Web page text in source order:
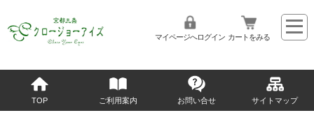
マイページへログイン カートをみる
TOP ご利用案内 お問い合せ サイトマップ